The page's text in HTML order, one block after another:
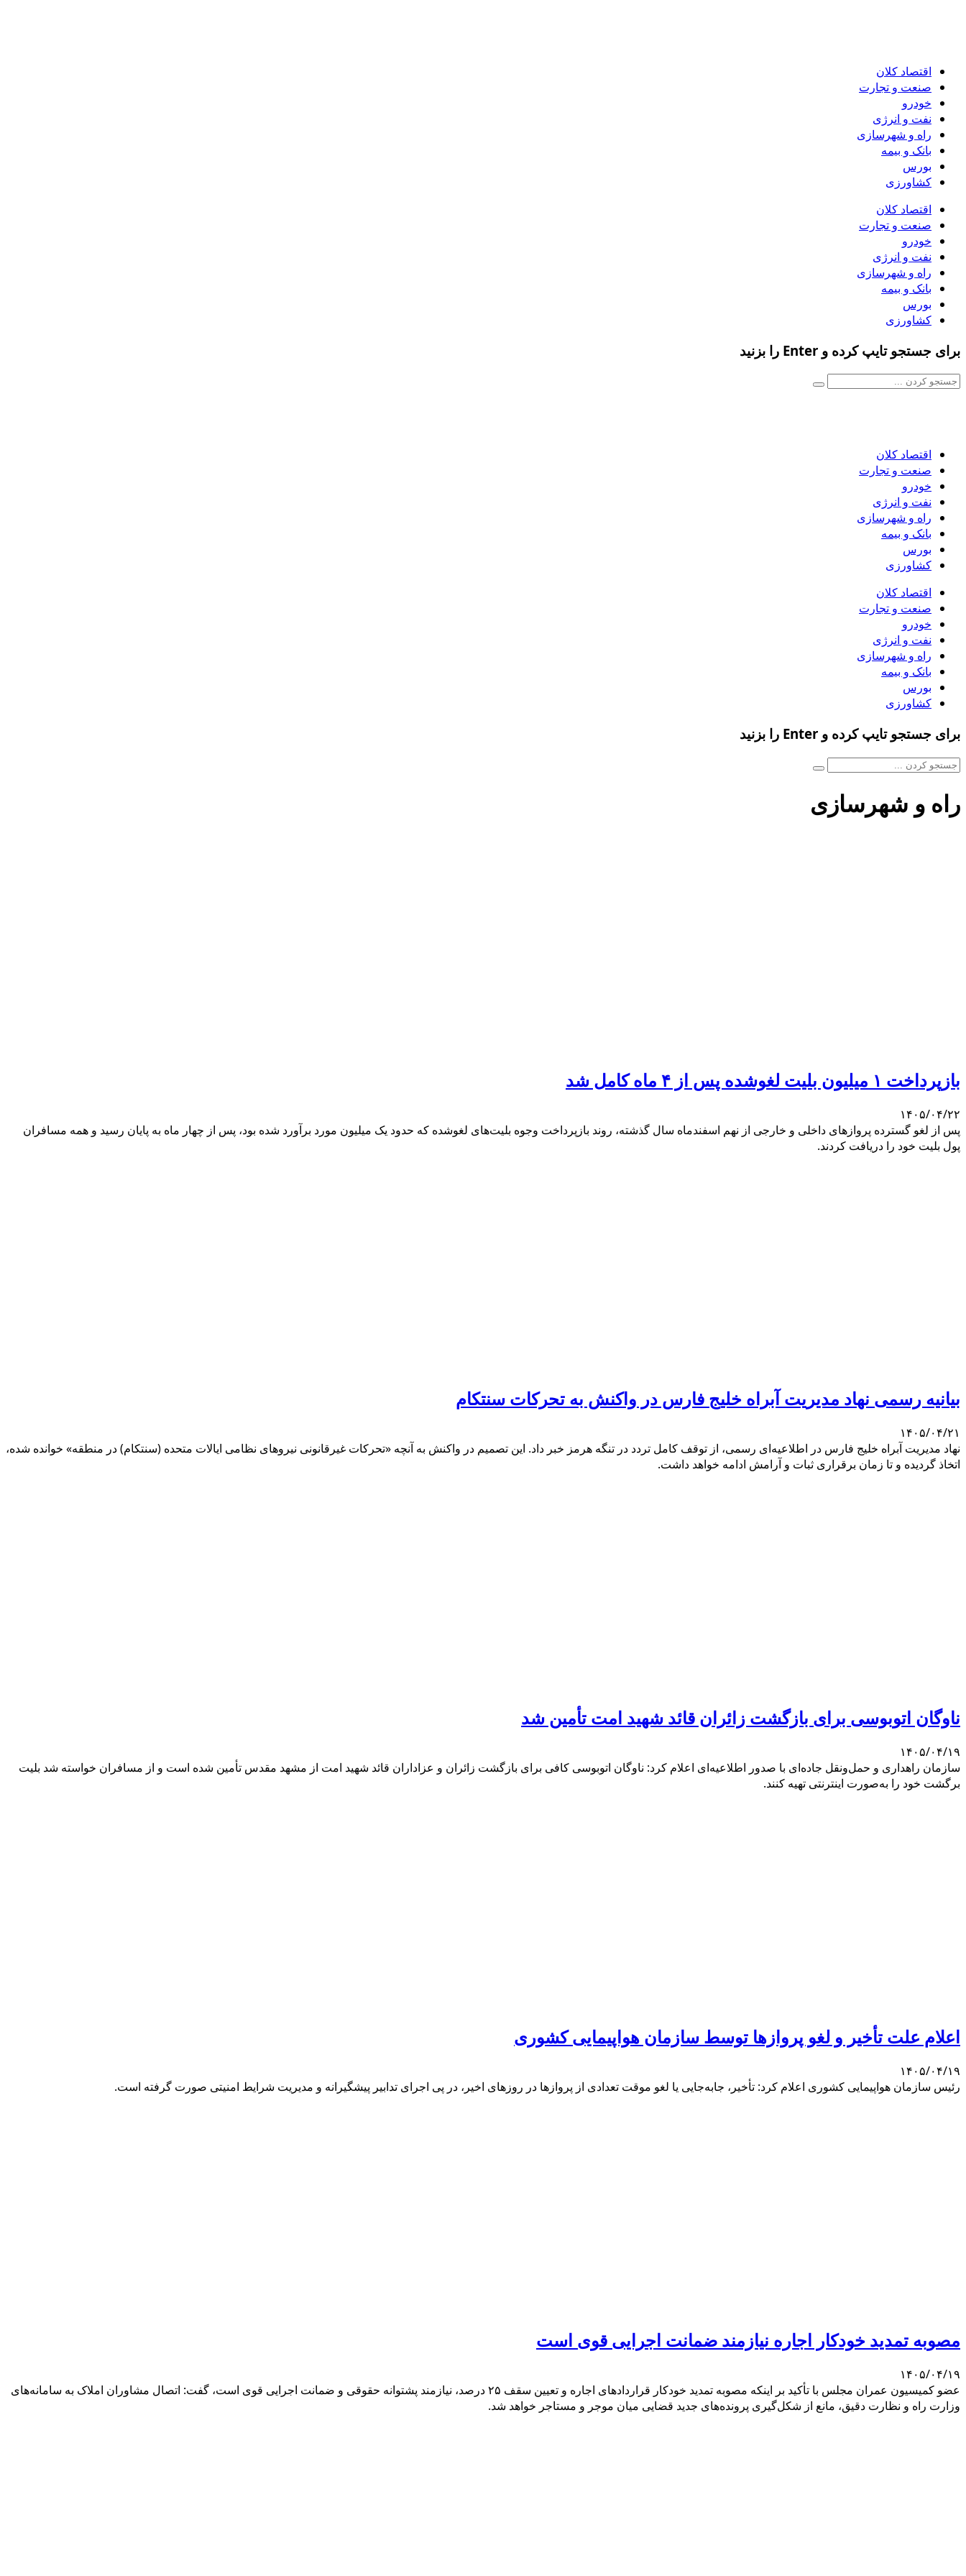
اقتصاد کلان
صنعت و تجارت
خودرو
نفت و انرژی
راه و شهرسازی
بانک و بیمه
بورس
کشاورزی
اقتصاد کلان
صنعت و تجارت
خودرو
نفت و انرژی
راه و شهرسازی
بانک و بیمه
بورس
کشاورزی
برای جستجو تایپ کرده و Enter را بزنید
اقتصاد کلان
صنعت و تجارت
خودرو
نفت و انرژی
راه و شهرسازی
بانک و بیمه
بورس
کشاورزی
اقتصاد کلان
صنعت و تجارت
خودرو
نفت و انرژی
راه و شهرسازی
بانک و بیمه
بورس
کشاورزی
برای جستجو تایپ کرده و Enter را بزنید
راه و شهرسازی
بازپرداخت ۱ میلیون بلیت لغوشده پس از ۴ ماه کامل شد
۱۴۰۵/۰۴/۲۲
پس از لغو گسترده پروازهای داخلی و خارجی از نهم اسفندماه سال گذشته، روند بازپرداخت وجوه بلیت‌های لغوشده که حدود یک میلیون مورد برآورد شده بود، پس از چهار ماه به پایان رسید و همه مسافران
پول بلیت خود را دریافت کردند.
بیانیه رسمی نهاد مدیریت آبراه خلیج فارس در واکنش به تحرکات سنتکام
۱۴۰۵/۰۴/۲۱
نهاد مدیریت آبراه خلیج فارس در اطلاعیه‌ای رسمی، از توقف کامل تردد در تنگه هرمز خبر داد. این تصمیم در واکنش به آنچه «تحرکات غیرقانونی نیروهای نظامی ایالات متحده (سنتکام) در منطقه» خوانده شده،
اتخاذ گردیده و تا زمان برقراری ثبات و آرامش ادامه خواهد داشت.
ناوگان اتوبوسی برای بازگشت زائران قائد شهید امت تأمین شد
۱۴۰۵/۰۴/۱۹
سازمان راهداری و حمل‌ونقل جاده‌ای با صدور اطلاعیه‌ای اعلام کرد: ناوگان اتوبوسی کافی برای بازگشت زائران و عزاداران قائد شهید امت از مشهد مقدس تأمین شده است و از مسافران خواسته شد بلیت
برگشت خود را به‌صورت اینترنتی تهیه کنند.
اعلام علت تأخیر و لغو پروازها توسط سازمان هواپیمایی کشوری
۱۴۰۵/۰۴/۱۹
رئیس سازمان هواپیمایی کشوری اعلام کرد: تأخیر، جابه‌جایی یا لغو موقت تعدادی از پروازها در روزهای اخیر، در پی اجرای تدابیر پیشگیرانه و مدیریت شرایط امنیتی صورت گرفته است.
مصوبه تمدید خودکار اجاره نیازمند ضمانت اجرایی قوی است
۱۴۰۵/۰۴/۱۹
عضو کمیسیون عمران مجلس با تأکید بر اینکه مصوبه تمدید خودکار قراردادهای اجاره و تعیین سقف ۲۵ درصد، نیازمند پشتوانه حقوقی و ضمانت اجرایی قوی است، گفت: اتصال مشاوران املاک به سامانه‌های
وزارت راه و نظارت دقیق، مانع از شکل‌گیری پرونده‌های جدید قضایی میان موجر و مستاجر خواهد شد.